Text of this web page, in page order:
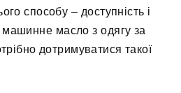
способу – доступність і
масло з одягу за
дотримуватися такої